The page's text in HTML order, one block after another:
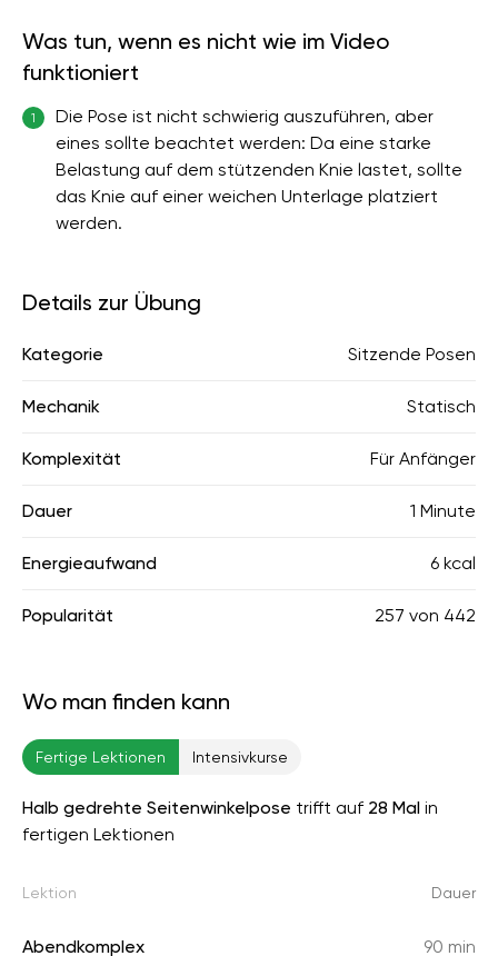
Was tun, wenn es nicht wie im Video
funktioniert
1
Die Pose ist nicht schwierig auszuführen, aber
eines sollte beachtet werden: Da eine starke
Belastung auf dem stützenden Knie lastet, sollte
das Knie auf einer weichen Unterlage platziert
werden.
Details zur Übung
Kategorie Sitzende Posen
Mechanik Statisch
Komplexität Für Anfänger
Dauer 1 Minute
Energieaufwand 6 kcal
Popularität 257 von 442
Wo man finden kann
Fertige Lektionen Intensivkurse
Halb gedrehte Seitenwinkelpose trifft auf 28 Mal in
fertigen Lektionen
Lektion Dauer
Abendkomplex 90 min